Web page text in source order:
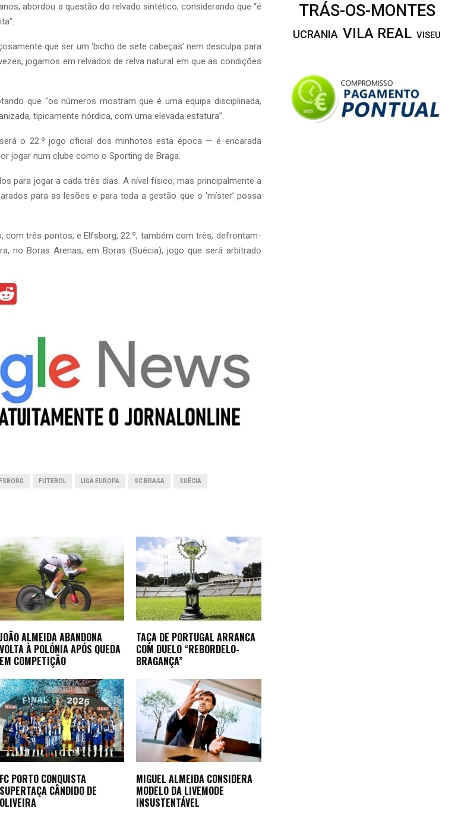
abordou a questão do relvado sintético, considerando que “é
que ser um ‘bicho de sete cabeças’ nem desculpa para
jogamos em relvados de relva natural em que as condições
que “os números mostram que é uma equipa disciplinada,
tipicamente nórdica, com uma elevada estatura”.
o 22.º jogo oficial dos minhotos esta época — é encarada
jogar num clube como o Sporting de Braga.
para jogar a cada três dias. A nível físico, mas principalmente a
para as lesões e para toda a gestão que o ‘míster’ possa
com três pontos, e Elfsborg, 22.º, também com três, defrontam-
no Boras Arenas, em Boras (Suécia), jogo que será arbitrado
d
i
t
FUTEBOL LIGA EUROPA SC BRAGA SUÉCIA
JOÃO ALMEIDA ABANDONA
VOLTA À POLÓNIA APÓS QUEDA
EM COMPETIÇÃO
TAÇA DE PORTUGAL ARRANCA
COM DUELO “REBORDELO-
BRAGANÇA”
FC PORTO CONQUISTA
SUPERTAÇA CÂNDIDO DE
OLIVEIRA
MIGUEL ALMEIDA CONSIDERA
MODELO DA LIVEMODE
INSUSTENTÁVEL
TRÁS-OS-MONTES
UCRANIA VILA REAL VISEU